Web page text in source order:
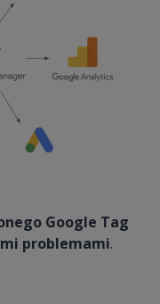
Google Tag
problemami.